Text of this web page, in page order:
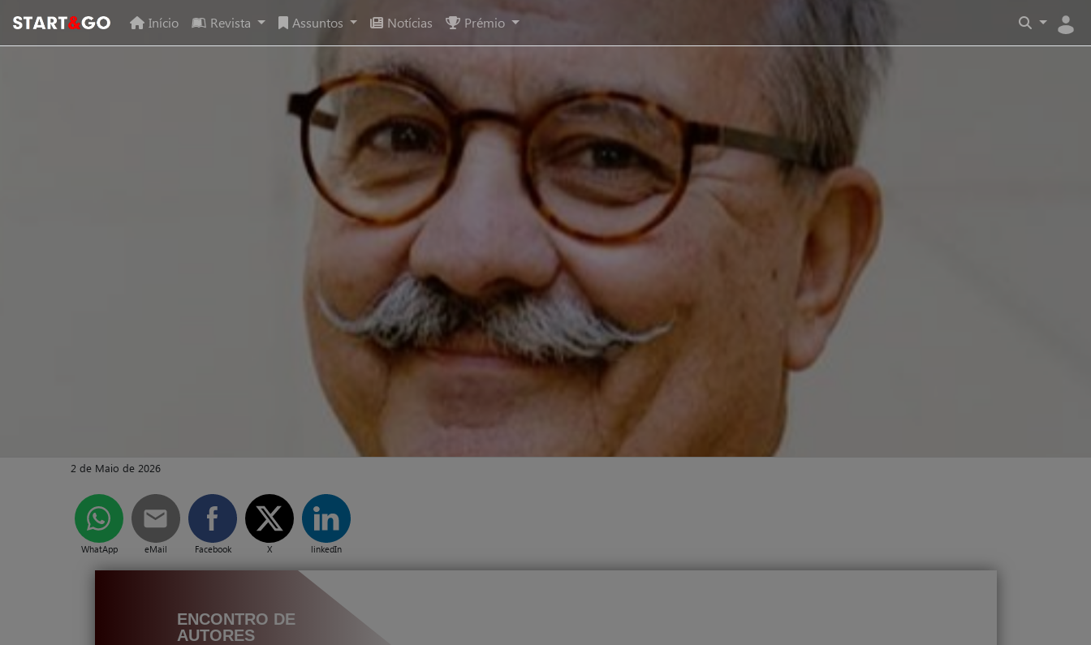
Início Revista Assuntos Notícias Prémio
2 de Maio de 2026
WhatApp eMail Facebook X linkedIn
ENCONTRO DE
AUTORES